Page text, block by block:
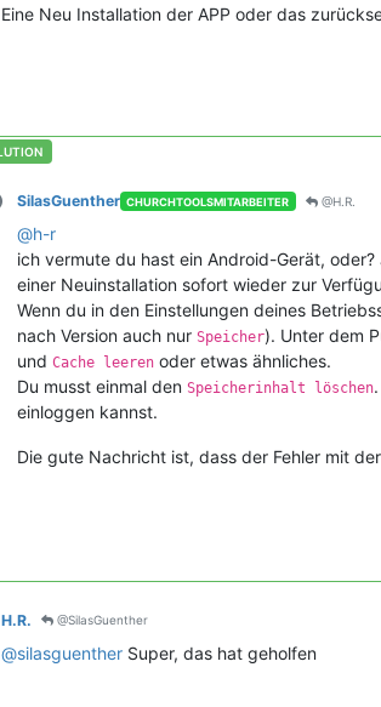
Eine Neu Installation der APP oder das
SilasGuenther CHURCHTOOLSMITARBEITER @H.R.
@h-r
ich vermute du hast ein Android-Gerät,
einer Neuinstallation sofort wieder zur
Wenn du in den Einstellungen deines
nach Version auch nur Speicher). Unter dem
und Cache leerenoder etwas ähnliches.
Du musst einmal den Speicherinhalt löschen
einloggen kannst.
Die gute Nachricht ist, dass der Fehler mit
H.R. @SilasGuenther
@silasguenther Super, das hat geholfen